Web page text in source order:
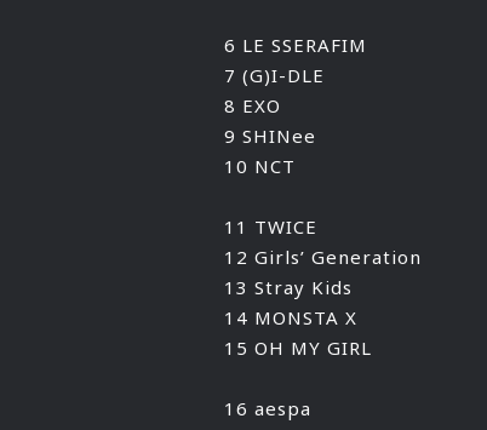
6 LE SSERAFIM
7 (G)I-DLE
8 EXO
9 SHINee
10 NCT
11 TWICE
12 Girls’ Generation
13 Stray Kids
14 MONSTA X
15 OH MY GIRL
16 aespa